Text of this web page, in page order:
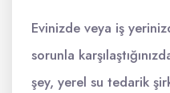
Evinizde veya iş
sorunla
şey, yerel su tedarik